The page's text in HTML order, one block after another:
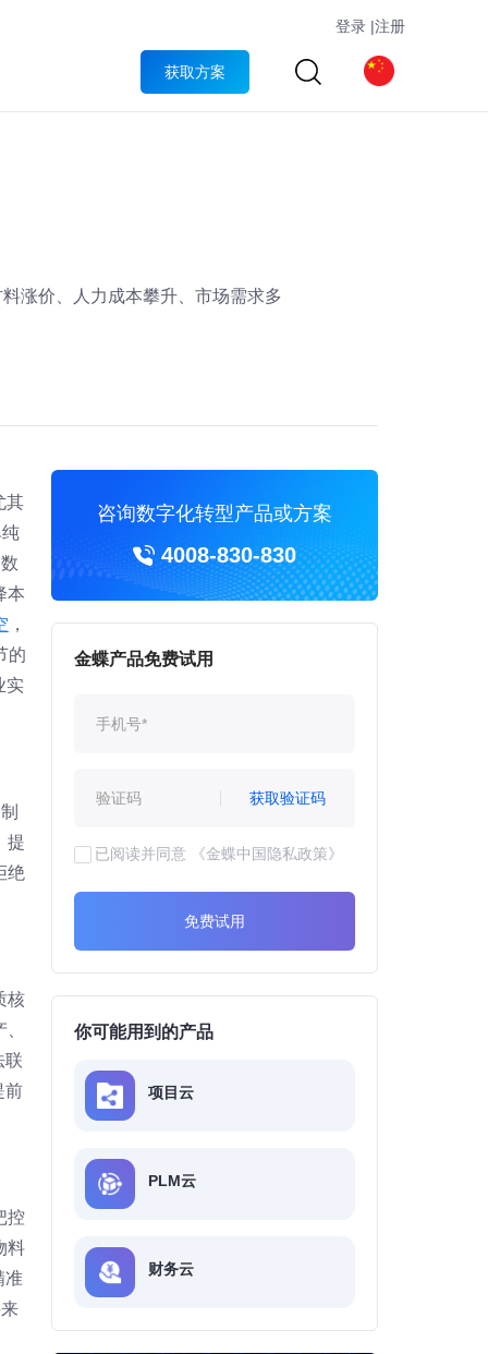
登录 |注册
获取方案
涨价、人力成本攀升、市场需求多
其
本
，
的
实
提
绝
核
联
前
控
料
准
咨询数字化转型产品或方案
4008-830-830
金蝶产品免费试用
获取验证码
已阅读并同意 《金蝶中国隐私政策》
免费试用
你可能用到的产品
项目云
PLM云
财务云